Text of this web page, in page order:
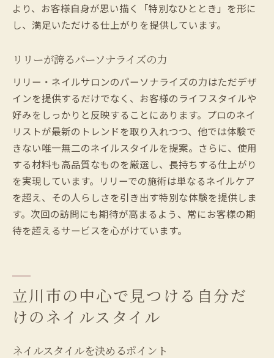
より、お客様自身が思い描く「特別なひととき」を形に
し、満足いただける仕上がりを提供しています。
リリーが誇るパーソナライズの力
リリー・ネイルサロンのパーソナライズの力はただデザ
インを提供するだけでなく、お客様のライフスタイルや
好みをしっかりと反映することにあります。プロのネイ
リストが最新のトレンドを取り入れつつ、他では体験で
きない唯一無二のネイルスタイルを提案。さらに、使用
する材料も高品質なものを厳選し、長持ちする仕上がり
を実現しています。リリーでの施術は単なるネイルケア
を超え、その人らしさを引き出す特別な体験を提供しま
す。次回の訪問にも期待が高まるよう、常にお客様の期
待を超えるサービスを心がけています。
立川市の中心で見つける自分だ
けのネイルスタイル
ネイルスタイルを決めるポイント